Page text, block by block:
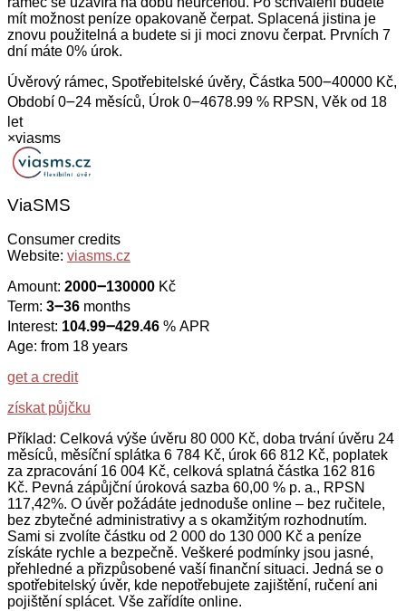
mít možnost peníze opakovaně čerpat. Splacená jistina je
znovu použitelná a budete si ji moci znovu čerpat. Prvních 7
dní máte 0% úrok.
Úvěrový rámec, Spotřebitelské úvěry, Částka 500౼40000 Kč,
Období 0౼24 měsíců, Úrok 0౼4678.99 % RPSN, Věk od 18
let
×viasms
ViaSMS
Consumer credits
Website: viasms.cz
Amount: 2000౼130000 Kč
Term: 3౼36 months
Interest: 104.99౼429.46 % APR
Age: from 18 years
get a credit
získat půjčku
Příklad: Celková výše úvěru 80 000 Kč, doba trvání úvěru 24
měsíců, měsíční splátka 6 784 Kč, úrok 66 812 Kč, poplatek
za zpracování 16 004 Kč, celková splatná částka 162 816
Kč. Pevná zápůjční úroková sazba 60,00 % p. a., RPSN
117,42%. O úvěr požádáte jednoduše online – bez ručitele,
bez zbytečné administrativy a s okamžitým rozhodnutím.
Sami si zvolíte částku od 2 000 do 130 000 Kč a peníze
získáte rychle a bezpečně. Veškeré podmínky jsou jasné,
přehledné a přizpůsobené vaší finanční situaci. Jedná se o
spotřebitelský úvěr, kde nepotřebujete zajištění, ručení ani
pojištění splácet. Vše zařídíte online.